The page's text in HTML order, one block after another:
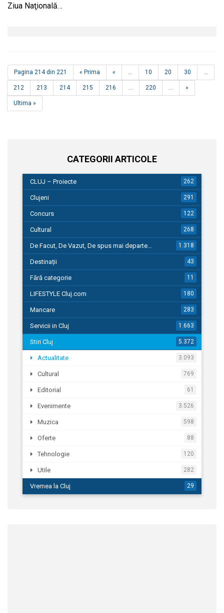
Ziua Naţională…
Pagina 214 din 221 « Prima « ... 10 20 30 ...
212 213 214 215 216 ... 220 ... »
Ultima »
CATEGORII ARTICOLE
CLUJ – Proiecte 262
Clujeni 291
Concurs 122
Cultural 268
De Facut, De Vazut, De spus mai departe… 1.318
Destinații 43
Fără categorie 11
LIFESTYLE Cluj.com 180
Mancare 283
Servicii in Cluj 1.663
Stiri Cluj 5.372
Actualitate 3.093
Cultural 769
Editorial 61
Evenimente 3.526
Muzica 598
Oferte 88
Tehnologie 120
Utile 282
Vremea la Cluj 29